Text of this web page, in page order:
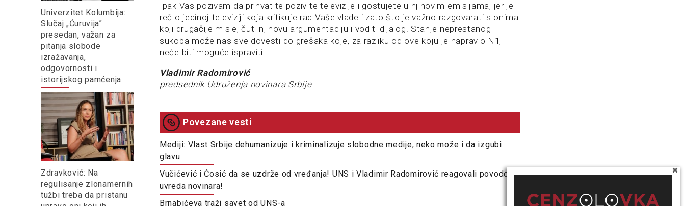
Univerzitet Kolumbija:
Slučaj „Ćuruvija”
presedan, važan za
pitanja slobode
izražavanja,
odgovornosti i
istorijskog pamćenja
Zdravković: Na
regulisanje zlonamernih
tužbi treba da pristanu
Ipak Vas pozivam da prihvatite poziv te televizije i gostujete u njihovim emisijama, jer je
reč o jedinoj televiziji koja kritikuje rad Vaše vlade i zato što je važno razgovarati s onima
koji drugačije misle, čuti njihovu argumentaciju i voditi dijalog. Stanje neprestanog
sukoba može nas sve dovesti do grešaka koje, za razliku od ove koju je napravio N1,
neće biti moguće ispraviti.
Vladimir Radomirović
predsednik Udruženja novinara Srbije
Povezane vesti
Mediji: Vlast Srbije dehumanizuje i kriminalizuje slobodne medije, neko može i da izgubi
glavu
Vučićević i Ćosić da se uzdrže od vređanja! UNS i Vladimir Radomirović reagovali povodom
uvreda novinara!
Brnabićeva traži savet od UNS-a